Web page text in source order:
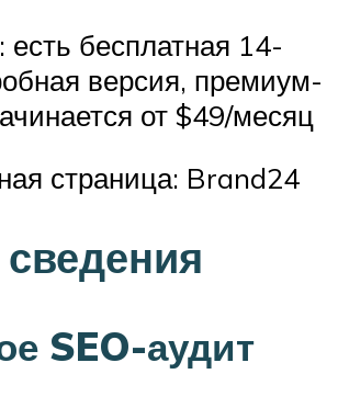
есть бесплатная 14-
версия, премиум-
от $49/месяц
страница: Brand24
SEO-аудит